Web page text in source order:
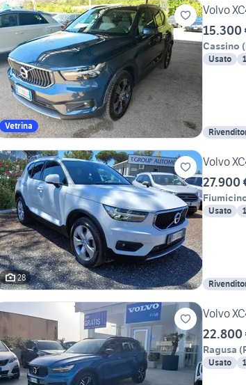
Vetrina
Volvo
15.300
Cassino (
Usato
28
Volvo
27.900
Usato
Volvo
22.800
Ragusa (
Usato